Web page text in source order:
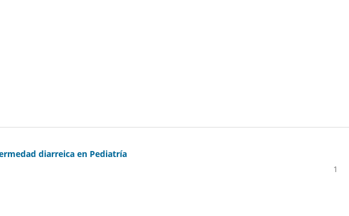
diarreica en Pediatría
1